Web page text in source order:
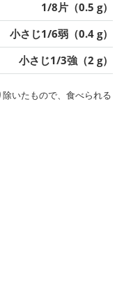
1/8片（0.5 g）
小さじ1/6弱（0.4 g）
小さじ1/3強（2 g）
いたもので、食べられる